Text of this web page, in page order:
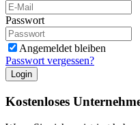
Passwort
Angemeldet bleiben
Passwort vergessen?
Login
Kostenloses